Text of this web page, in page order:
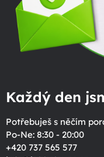
Každý den
Potřebuješ s něčím
Po-Ne: 8:30 - 20:00
+420 737 565 577